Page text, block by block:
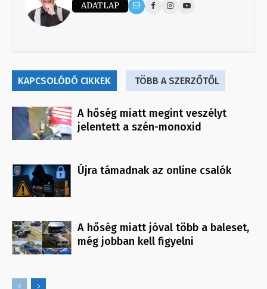
ADATLAP
KAPCSOLÓDÓ CIKKEK TÖBB A SZERZŐTŐL
A hőség miatt megint veszélyt
jelentett a szén-monoxid
Újra támadnak az online csalók
A hőség miatt jóval több a baleset,
még jobban kell figyelni